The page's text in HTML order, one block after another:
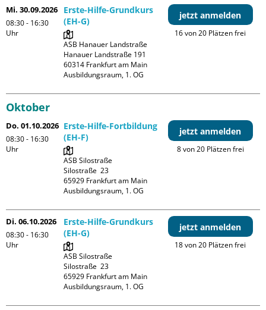
Mi. 30.09.2026
08:30 - 16:30
Uhr
Erste-Hilfe-Grundkurs
(EH-G)
ASB Hanauer Landstraße
Hanauer Landstraße 191
60314 Frankfurt am Main
Ausbildungsraum, 1. OG
jetzt anmelden
16 von 20 Plätzen frei
Oktober
Do. 01.10.2026
08:30 - 16:30
Uhr
Erste-Hilfe-Fortbildung
(EH-F)
ASB Silostraße
Silostraße  23
65929 Frankfurt am Main
Ausbildungsraum, 1. OG
jetzt anmelden
8 von 20 Plätzen frei
Di. 06.10.2026
08:30 - 16:30
Uhr
Erste-Hilfe-Grundkurs
(EH-G)
ASB Silostraße
Silostraße  23
65929 Frankfurt am Main
Ausbildungsraum, 1. OG
jetzt anmelden
18 von 20 Plätzen frei